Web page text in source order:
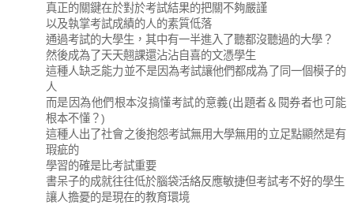
真正的關鍵在於對於考試結果的把關不夠嚴謹
以及執掌考試成績的人的素質低落
通過考試的大學生，其中有一半進入了聽都沒聽過的大學？
然後成為了天天翹課還沾沾自喜的文憑學生
這種人缺乏能力並不是因為考試讓他們都成為了同一個模子的
人
而是因為他們根本沒搞懂考試的意義(出題者＆閱券者也可能
根本不懂？)
這種人出了社會之後抱怨考試無用大學無用的立足點顯然是有
瑕疵的
學習的確是比考試重要
書呆子的成就往往低於腦袋活絡反應敏捷但考試考不好的學生
讓人擔憂的是現在的教育環境